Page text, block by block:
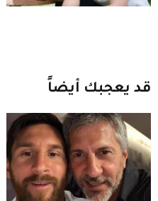
قد يعجبك أيضاً